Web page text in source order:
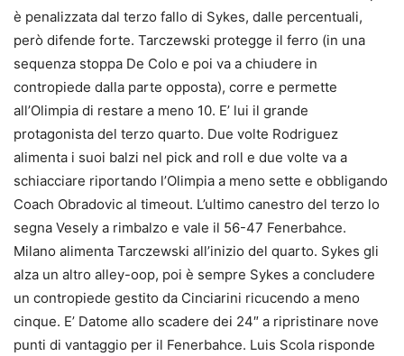
è penalizzata dal terzo fallo di Sykes, dalle percentuali,
però difende forte. Tarczewski protegge il ferro (in una
sequenza stoppa De Colo e poi va a chiudere in
contropiede dalla parte opposta), corre e permette
all’Olimpia di restare a meno 10. E’ lui il grande
protagonista del terzo quarto. Due volte Rodriguez
alimenta i suoi balzi nel pick and roll e due volte va a
schiacciare riportando l’Olimpia a meno sette e obbligando
Coach Obradovic al timeout. L’ultimo canestro del terzo lo
segna Vesely a rimbalzo e vale il 56-47 Fenerbahce.
Milano alimenta Tarczewski all’inizio del quarto. Sykes gli
alza un altro alley-oop, poi è sempre Sykes a concludere
un contropiede gestito da Cinciarini ricucendo a meno
cinque. E’ Datome allo scadere dei 24″ a ripristinare nove
punti di vantaggio per il Fenerbahce. Luis Scola risponde